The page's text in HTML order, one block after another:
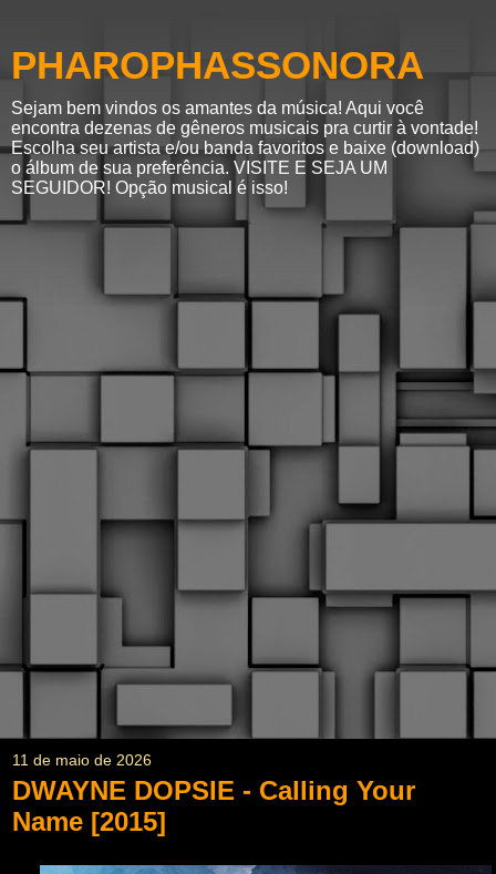
PHAROPHASSONORA
Sejam bem vindos os amantes da música! Aqui você
encontra dezenas de gêneros musicais pra curtir à vontade!
Escolha seu artista e/ou banda favoritos e baixe (download)
o álbum de sua preferência. VISITE E SEJA UM
SEGUIDOR! Opção musical é isso!
11 de maio de 2026
DWAYNE DOPSIE - Calling Your
Name [2015]